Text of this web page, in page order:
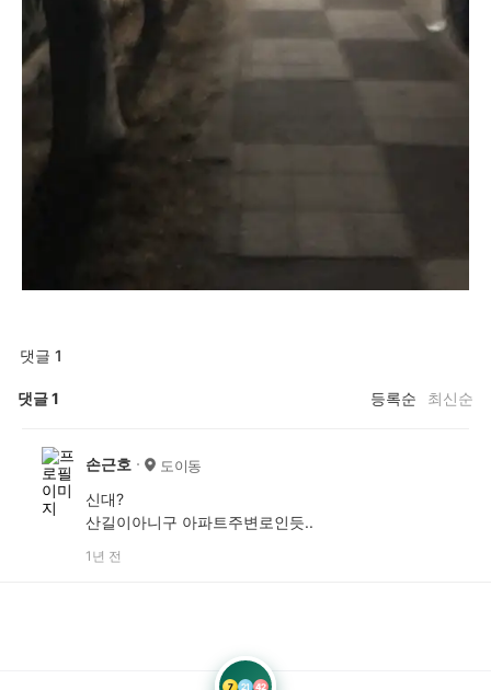
댓글 1
댓글1 등록순 최신순
손근호 도이동
신대?
산길이아니구 아파트주변로인듯..
1년 전
7 21 42